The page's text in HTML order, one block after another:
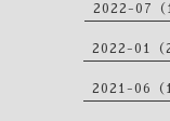
2022-07（
2022-01（2
2021-06（1